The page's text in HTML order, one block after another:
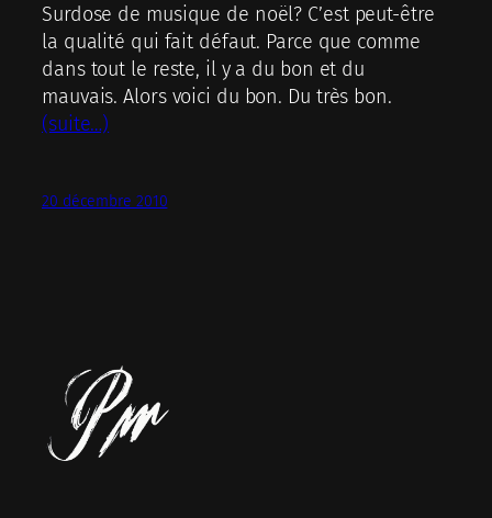
Surdose de musique de noël? C’est peut-être
la qualité qui fait défaut. Parce que comme
dans tout le reste, il y a du bon et du
mauvais. Alors voici du bon. Du très bon.
(suite…)
20 décembre 2010